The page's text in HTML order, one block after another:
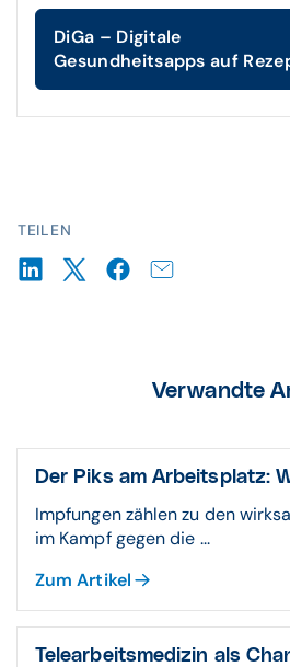
TEILEN
DiGa – Digitale
Gesundheitsapps auf
Verwandte
Der Piks am Arbeitsplatz:
Impfungen zählen zu den
im Kampf gegen die ...
Zum Artikel
Telearbeitsmedizin als